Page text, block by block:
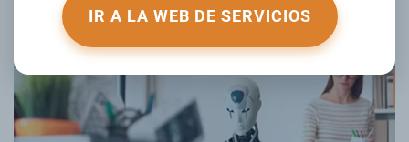
IR A LA WEB DE SERVICIOS
PUBLICADO EN
TECNOLOGÍA